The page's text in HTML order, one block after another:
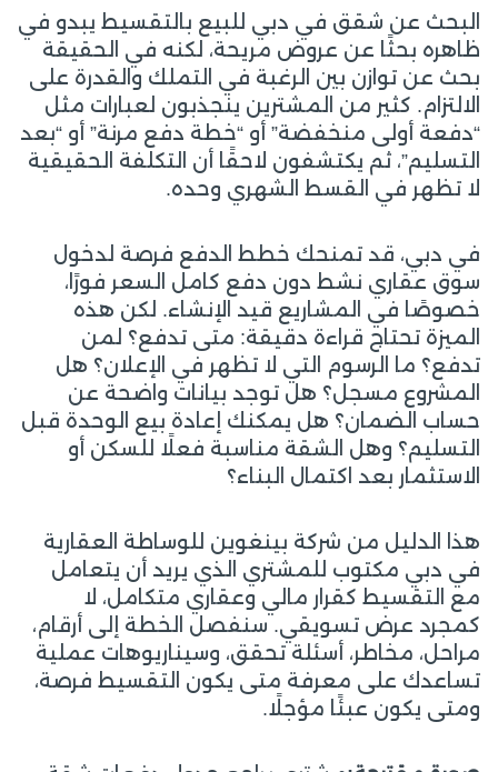
البحث عن شقق في دبي للبيع بالتقسيط يبدو في
ظاهره بحثًا عن عروض مريحة، لكنه في الحقيقة
بحث عن توازن بين الرغبة في التملك والقدرة على
الالتزام. كثير من المشترين ينجذبون لعبارات مثل
“دفعة أولى منخفضة” أو “خطة دفع مرنة” أو “بعد
التسليم”، ثم يكتشفون لاحقًا أن التكلفة الحقيقية
لا تظهر في القسط الشهري وحده.
في دبي، قد تمنحك خطط الدفع فرصة لدخول
سوق عقاري نشط دون دفع كامل السعر فورًا،
خصوصًا في المشاريع قيد الإنشاء. لكن هذه
الميزة تحتاج قراءة دقيقة: متى تدفع؟ لمن
تدفع؟ ما الرسوم التي لا تظهر في الإعلان؟ هل
المشروع مسجل؟ هل توجد بيانات واضحة عن
حساب الضمان؟ هل يمكنك إعادة بيع الوحدة قبل
التسليم؟ وهل الشقة مناسبة فعلًا للسكن أو
الاستثمار بعد اكتمال البناء؟
هذا الدليل من شركة بينغوين للوساطة العقارية
في دبي مكتوب للمشتري الذي يريد أن يتعامل
مع التقسيط كقرار مالي وعقاري متكامل، لا
كمجرد عرض تسويقي. سنفصل الخطة إلى أرقام،
مراحل، مخاطر، أسئلة تحقق، وسيناريوهات عملية
تساعدك على معرفة متى يكون التقسيط فرصة،
ومتى يكون عبئًا مؤجلًا.